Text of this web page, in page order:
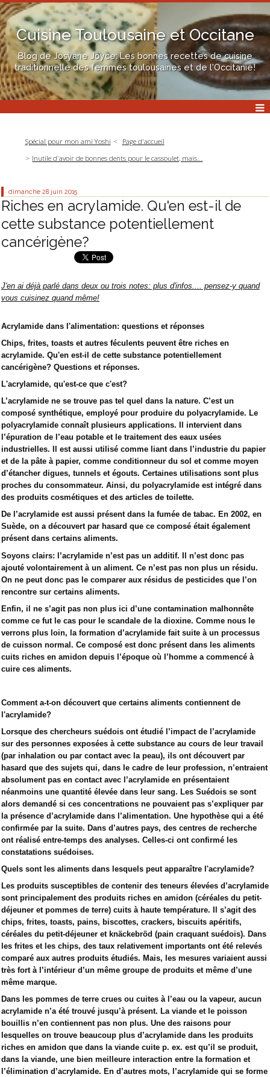
Cuisine Toulousaine et Occitane
Blog de Josyane Joyce: Les bonnes recettes de cuisine
traditionnelle des femmes toulousaines et de l'Occitanie!
Spécial pour mon ami Yoshi
Page d'accueil
Inutile d'avoir de bonnes dents pour le cassoulet, mais...
dimanche 28 juin 2015
Riches en acrylamide. Qu'en est-il de
cette substance potentiellement
cancérigène?
J'en ai déjà parlé dans deux ou trois notes: plus d'infos.... pensez-y quand
vous cuisinez quand même!
Acrylamide dans l'alimentation: questions et réponses
Chips, frites, toasts et autres féculents peuvent être riches en
acrylamide. Qu'en est-il de cette substance potentiellement
cancérigène? Questions et réponses.
L'acrylamide, qu'est-ce que c'est?
L’acrylamide ne se trouve pas tel quel dans la nature. C’est un
composé synthétique, employé pour produire du polyacrylamide. Le
polyacrylamide connaît plusieurs applications. Il intervient dans
l’épuration de l’eau potable et le traitement des eaux usées
industrielles. Il est aussi utilisé comme liant dans l’industrie du papier
et de la pâte à papier, comme conditionneur du sol et comme moyen
d’étancher digues, tunnels et égouts. Certaines utilisations sont plus
proches du consommateur. Ainsi, du polyacrylamide est intégré dans
des produits cosmétiques et des articles de toilette.
De l’acrylamide est aussi présent dans la fumée de tabac. En 2002, en
Suède, on a découvert par hasard que ce composé était également
présent dans certains aliments.
Soyons clairs: l’acrylamide n’est pas un additif. Il n’est donc pas
ajouté volontairement à un aliment. Ce n’est pas non plus un résidu.
On ne peut donc pas le comparer aux résidus de pesticides que l’on
rencontre sur certains aliments.
Enfin, il ne s’agit pas non plus ici d’une contamination malhonnête
comme ce fut le cas pour le scandale de la dioxine. Comme nous le
verrons plus loin, la formation d’acrylamide fait suite à un processus
de cuisson normal. Ce composé est donc présent dans les aliments
cuits riches en amidon depuis l’époque où l’homme a commencé à
cuire ces aliments.
Comment a-t-on découvert que certains aliments contiennent de
l'acrylamide?
Lorsque des chercheurs suédois ont étudié l’impact de l’acrylamide
sur des personnes exposées à cette substance au cours de leur travail
(par inhalation ou par contact avec la peau), ils ont découvert par
hasard que des sujets qui, dans le cadre de leur profession, n’entraient
absolument pas en contact avec l’acrylamide en présentaient
néanmoins une quantité élevée dans leur sang. Les Suédois se sont
alors demandé si ces concentrations ne pouvaient pas s’expliquer par
la présence d’acrylamide dans l’alimentation. Une hypothèse qui a été
confirmée par la suite. Dans d’autres pays, des centres de recherche
ont réalisé entre-temps des analyses. Celles-ci ont confirmé les
constatations suédoises.
Quels sont les aliments dans lesquels peut apparaître l'acrylamide?
Les produits susceptibles de contenir des teneurs élevées d’acrylamide
sont principalement des produits riches en amidon (céréales du petit-
déjeuner et pommes de terre) cuits à haute température. Il s’agit des
chips, frites, toasts, pains, biscottes, crackers, biscuits apéritifs,
céréales du petit-déjeuner et knäckebröd (pain craquant suédois). Dans
les frites et les chips, des taux relativement importants ont été relevés
comparé aux autres produits étudiés. Mais, les mesures variaient aussi
très fort à l’intérieur d’un même groupe de produits et même d’une
même marque.
Dans les pommes de terre crues ou cuites à l’eau ou la vapeur, aucun
acrylamide n’a été trouvé jusqu’à présent. La viande et le poisson
bouillis n’en contiennent pas non plus. Une des raisons pour
lesquelles on trouve beaucoup plus d’acrylamide dans les produits
riches en amidon que dans la viande cuite p. ex. est qu’il se produit,
dans la viande, une bien meilleure interaction entre la formation et
l’élimination d’acrylamide. En d’autres mots, l’acrylamide qui se forme